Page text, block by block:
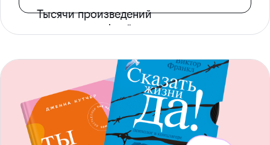
Тысячи произведений
с доступом офлайн